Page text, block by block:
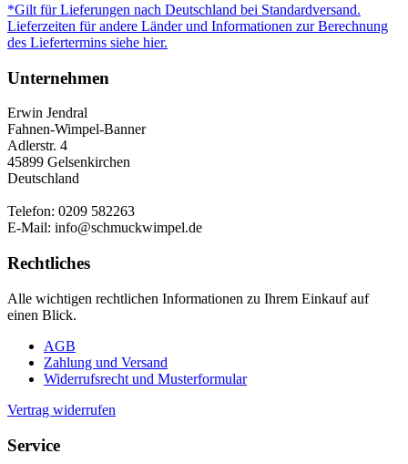
*Gilt für Lieferungen nach Deutschland bei Standardversand.
Lieferzeiten für andere Länder und Informationen zur Berechnung
des Liefertermins siehe hier.
Unternehmen
Erwin Jendral
Fahnen-Wimpel-Banner
Adlerstr. 4
45899 Gelsenkirchen
Deutschland
Telefon: 0209 582263
E-Mail: info@schmuckwimpel.de
Rechtliches
Alle wichtigen rechtlichen Informationen zu Ihrem Einkauf auf
einen Blick.
AGB
Zahlung und Versand
Widerrufsrecht und Musterformular
Vertrag widerrufen
Service